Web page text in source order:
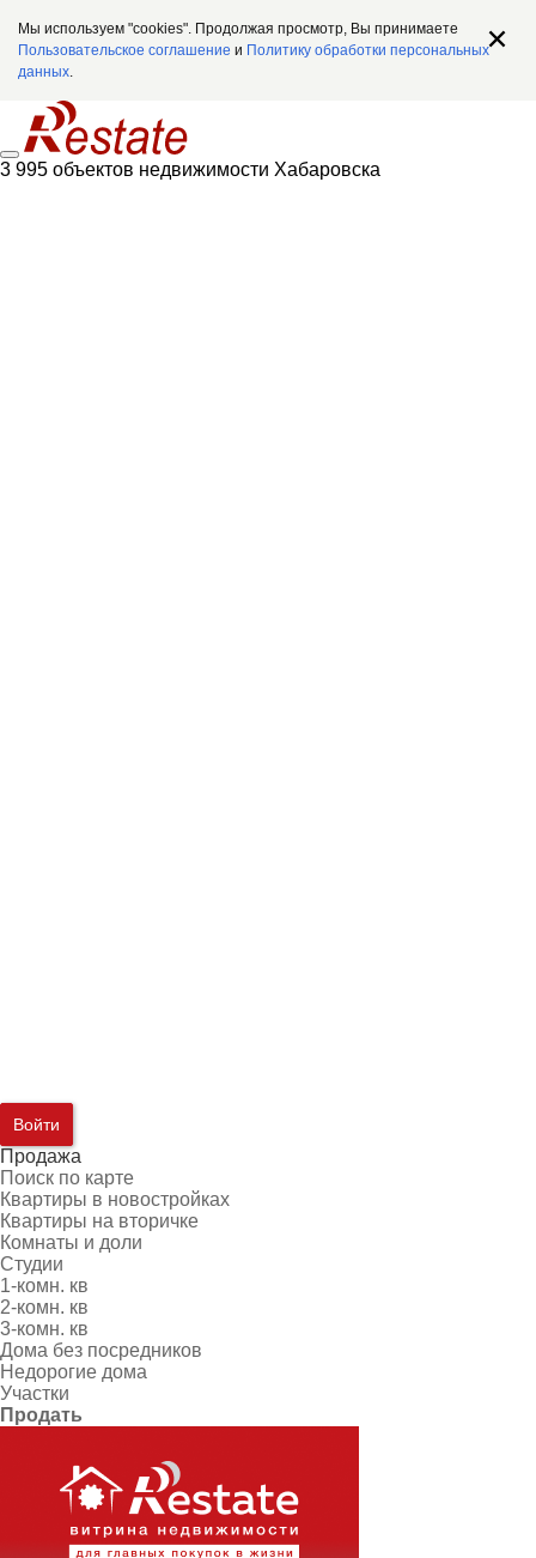
Мы используем "cookies". Продолжая просмотр, Вы принимаете
Пользовательское соглашение и Политику обработки персональных
данных.
3 995 объектов недвижимости Хабаровска
Войти
Продажа
Поиск по карте
Квартиры в новостройках
Квартиры на вторичке
Комнаты и доли
Студии
1-комн. кв
2-комн. кв
3-комн. кв
Дома без посредников
Недорогие дома
Участки
Продать